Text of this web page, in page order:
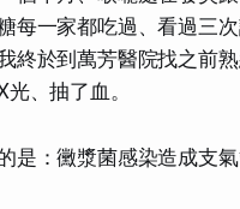
每一家都吃過、看過三
終於到萬芳醫院找之前
、抽了血。
是：黴漿菌感染造成支氣